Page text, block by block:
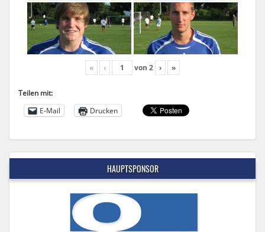
« ‹ von 2 › »
Teilen mit:
E-Mail
Drucken
HAUPTSPONSOR